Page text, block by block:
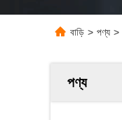
বাড়ি > পণ্য >
পণ্য